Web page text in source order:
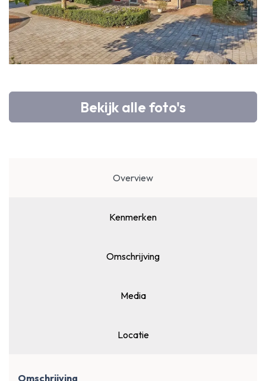
Bekijk alle foto's
Overview
Kenmerken
Omschrijving
Media
Locatie
Omschrijving